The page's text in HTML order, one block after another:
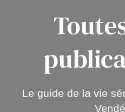
Le guide de la vie